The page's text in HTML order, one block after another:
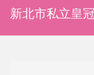
新北市私立皇